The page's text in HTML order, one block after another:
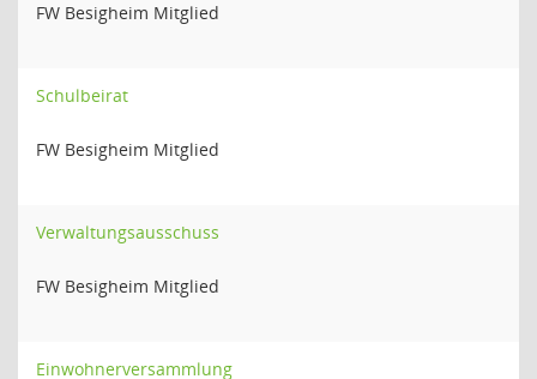
FW Besigheim Mitglied
Schulbeirat
FW Besigheim Mitglied
Verwaltungsausschuss
FW Besigheim Mitglied
Einwohnerversammlung